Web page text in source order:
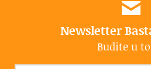
Newsletter
Budite u